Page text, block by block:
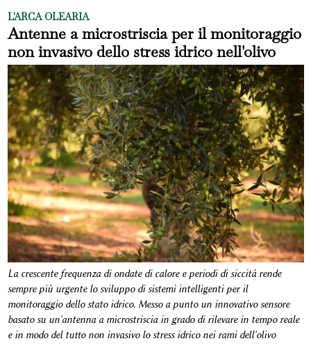
L'ARCA OLEARIA
Antenne a microstriscia per il monitoraggio
non invasivo dello stress idrico nell'olivo
La crescente frequenza di ondate di calore e periodi di siccità rende
sempre più urgente lo sviluppo di sistemi intelligenti per il
monitoraggio dello stato idrico. Messo a punto un innovativo sensore
basato su un'antenna a microstriscia in grado di rilevare in tempo reale
e in modo del tutto non invasivo lo stress idrico nei rami dell'olivo